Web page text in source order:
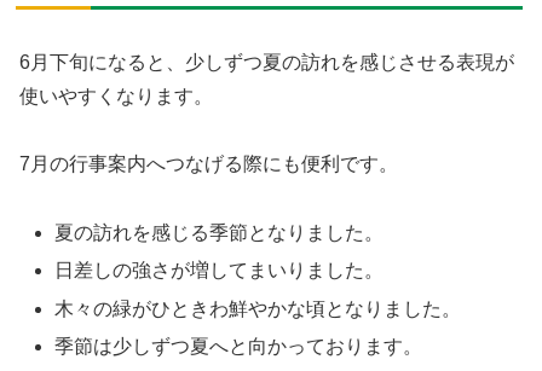
6月下旬になると、少しずつ夏の訪れを感じさせる表現が
使いやすくなります。
7月の行事案内へつなげる際にも便利です。
夏の訪れを感じる季節となりました。
日差しの強さが増してまいりました。
木々の緑がひときわ鮮やかな頃となりました。
季節は少しずつ夏へと向かっております。